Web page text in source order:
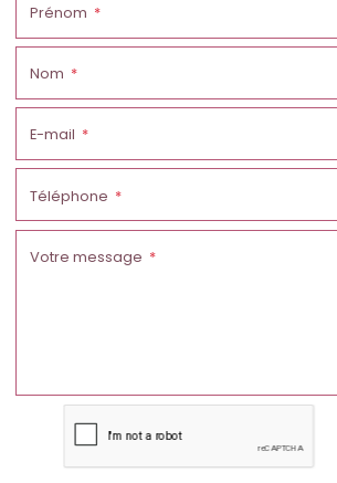
Prénom
Nom
E-mail
Téléphone
Votre message